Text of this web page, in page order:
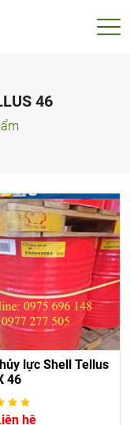
46
lực Shell Tellus
46
hệ